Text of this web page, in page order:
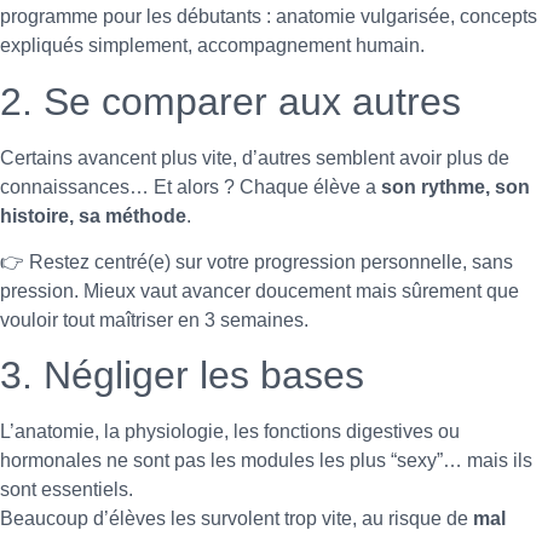
programme pour les débutants : anatomie vulgarisée, concepts
expliqués simplement, accompagnement humain.
2. Se comparer aux autres
Certains avancent plus vite, d’autres semblent avoir plus de
connaissances… Et alors ? Chaque élève a son rythme, son
histoire, sa méthode.
👉 Restez centré(e) sur votre progression personnelle, sans
pression. Mieux vaut avancer doucement mais sûrement que
vouloir tout maîtriser en 3 semaines.
3. Négliger les bases
L’anatomie, la physiologie, les fonctions digestives ou
hormonales ne sont pas les modules les plus “sexy”… mais ils
sont essentiels.
Beaucoup d’élèves les survolent trop vite, au risque de mal